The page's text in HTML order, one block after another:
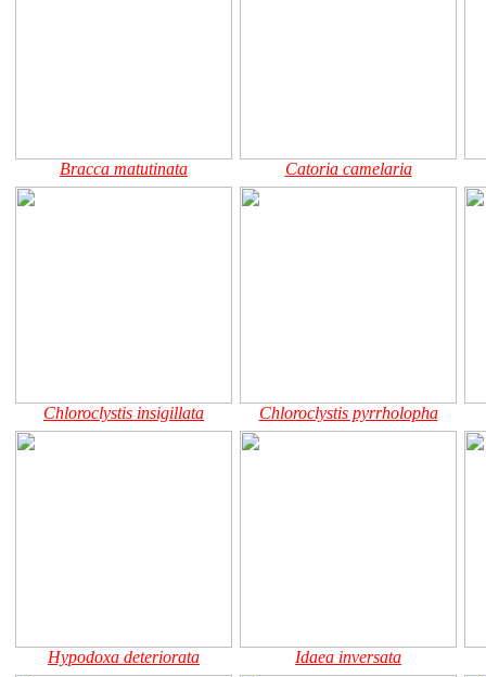
Bracca matutinata Catoria camelaria
Chloroclystis insigillata Chloroclystis pyrrholopha
Hypodoxa deteriorata Idaea inversata